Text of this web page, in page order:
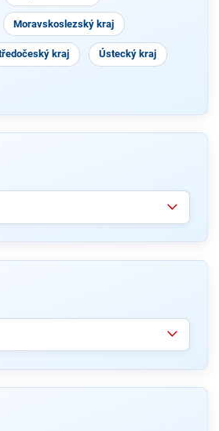
Moravskoslezský kraj
kraj Ústecký kraj